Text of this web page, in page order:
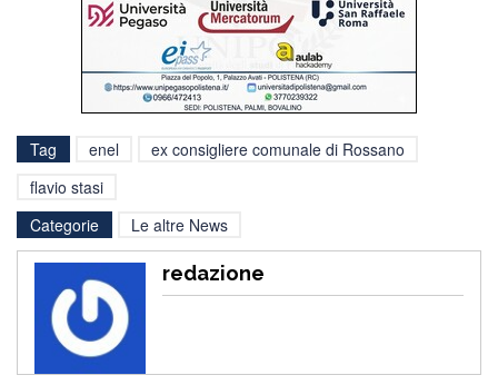
Tag enel
ex consigliere comunale di Rossano
flavio stasi
Categorie
Le altre News
redazione